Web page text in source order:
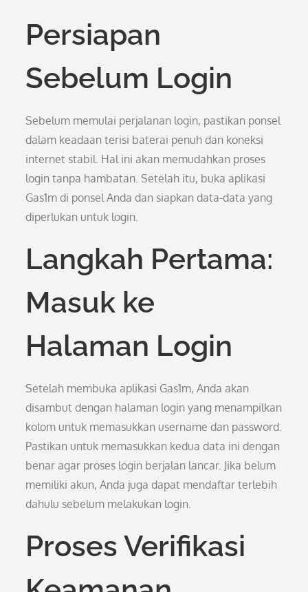
Persiapan
Sebelum Login
Sebelum memulai perjalanan login, pastikan ponsel
dalam keadaan terisi baterai penuh dan koneksi
internet stabil. Hal ini akan memudahkan proses
login tanpa hambatan. Setelah itu, buka aplikasi
Gas1m di ponsel Anda dan siapkan data-data yang
diperlukan untuk login.
Langkah Pertama:
Masuk ke
Halaman Login
Setelah membuka aplikasi Gas1m, Anda akan
disambut dengan halaman login yang menampilkan
kolom untuk memasukkan username dan password.
Pastikan untuk memasukkan kedua data ini dengan
benar agar proses login berjalan lancar. Jika belum
memiliki akun, Anda juga dapat mendaftar terlebih
dahulu sebelum melakukan login.
Proses Verifikasi